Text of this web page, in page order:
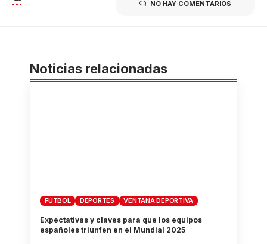
NO HAY COMENTARIOS
Noticias relacionadas
FÚTBOL DEPORTES VENTANA DEPORTIVA
Expectativas y claves para que los equipos
españoles triunfen en el Mundial 2025